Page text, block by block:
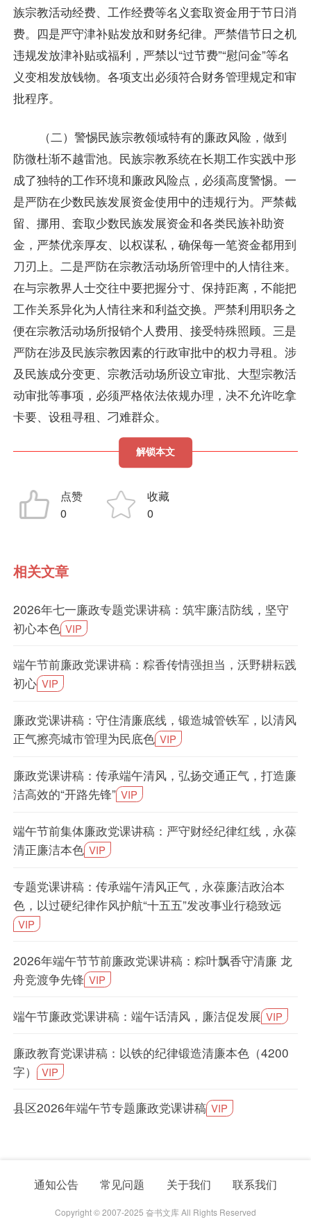
族宗教活动经费、工作经费等名义套取资金用于节日消
费。四是严守津补贴发放和财务纪律。严禁借节日之机
违规发放津补贴或福利，严禁以“过节费”“慰问金”等名
义变相发放钱物。各项支出必须符合财务管理规定和审
批程序。
（二）警惕民族宗教领域特有的廉政风险，做到
防微杜渐不越雷池。民族宗教系统在长期工作实践中形
成了独特的工作环境和廉政风险点，必须高度警惕。一
是严防在少数民族发展资金使用中的违规行为。严禁截
留、挪用、套取少数民族发展资金和各类民族补助资
金，严禁优亲厚友、以权谋私，确保每一笔资金都用到
刀刃上。二是严防在宗教活动场所管理中的人情往来。
在与宗教界人士交往中要把握分寸、保持距离，不能把
工作关系异化为人情往来和利益交换。严禁利用职务之
便在宗教活动场所报销个人费用、接受特殊照顾。三是
严防在涉及民族宗教因素的行政审批中的权力寻租。涉
及民族成分变更、宗教活动场所设立审批、大型宗教活
动审批等事项，必须严格依法依规办理，决不允许吃拿
卡要、设租寻租、刁难群众。
解锁本文
点赞
0
收藏
0
相关文章
2026年七一廉政专题党课讲稿：筑牢廉洁防线，坚守
初心本色 VIP
端午节前廉政党课讲稿：粽香传情强担当，沃野耕耘践
初心 VIP
廉政党课讲稿：守住清廉底线，锻造城管铁军，以清风
正气擦亮城市管理为民底色 VIP
廉政党课讲稿：传承端午清风，弘扬交通正气，打造廉
洁高效的“开路先锋” VIP
端午节前集体廉政党课讲稿：严守财经纪律红线，永葆
清正廉洁本色 VIP
专题党课讲稿：传承端午清风正气，永葆廉洁政治本
色，以过硬纪律作风护航“十五五”发改事业行稳致远
VIP
2026年端午节节前廉政党课讲稿：粽叶飘香守清廉 龙
舟竞渡争先锋 VIP
端午节廉政党课讲稿：端午话清风，廉洁促发展 VIP
廉政教育党课讲稿：以铁的纪律锻造清廉本色（4200
字）
VIP
县区2026年端午节专题廉政党课讲稿 VIP
通知公告 常见问题 关于我们 联系我们
Copyright © 2007-2025 奋书文库 All Rights Reserved